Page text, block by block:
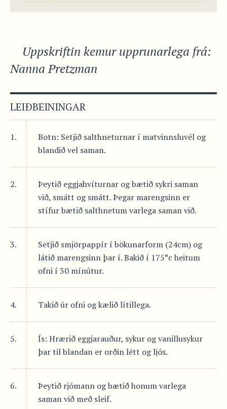
Uppskriftin kemur upprunarlega frá:
Nanna Pretzman
LEIÐBEININGAR
1.
Botn: Setjið salthneturnar í matvinnsluvél og
blandið vel saman.
2.
Þeytið eggjahvíturnar og bætið sykri saman
við, smátt og smátt. Þegar marengsinn er
stífur bætið salthnetum varlega saman við.
3.
Setjið smjörpappír í bökunarform (24cm) og
látið marengsinn þar í. Bakið í 175°c heitum
ofni í 30 mínútur.
4. Takið úr ofni og kælið lítillega.
5.
Ís: Hrærið eggjarauður, sykur og vanillusykur
þar til blandan er orðin létt og ljós.
6.
Þeytið rjómann og bætið honum varlega
saman við með sleif.